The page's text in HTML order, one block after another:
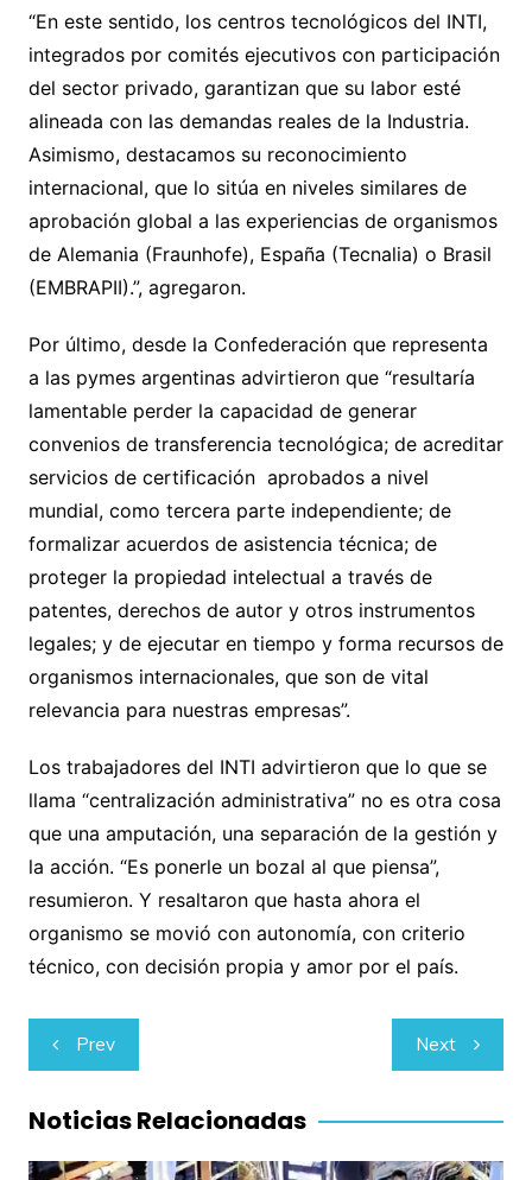
“En este sentido, los centros tecnológicos del INTI,
integrados por comités ejecutivos con participación
del sector privado, garantizan que su labor esté
alineada con las demandas reales de la Industria.
Asimismo, destacamos su reconocimiento
internacional, que lo sitúa en niveles similares de
aprobación global a las experiencias de organismos
de Alemania (Fraunhofe), España (Tecnalia) o Brasil
(EMBRAPII).”, agregaron.
Por último, desde la Confederación que representa
a las pymes argentinas advirtieron que “resultaría
lamentable perder la capacidad de generar
convenios de transferencia tecnológica; de acreditar
servicios de certificación aprobados a nivel
mundial, como tercera parte independiente; de
formalizar acuerdos de asistencia técnica; de
proteger la propiedad intelectual a través de
patentes, derechos de autor y otros instrumentos
legales; y de ejecutar en tiempo y forma recursos de
organismos internacionales, que son de vital
relevancia para nuestras empresas”.
Los trabajadores del INTI advirtieron que lo que se
llama “centralización administrativa” no es otra cosa
que una amputación, una separación de la gestión y
la acción. “Es ponerle un bozal al que piensa”,
resumieron. Y resaltaron que hasta ahora el
organismo se movió con autonomía, con criterio
técnico, con decisión propia y amor por el país.
Navegación
de
entradas
Prev Next
Noticias Relacionadas